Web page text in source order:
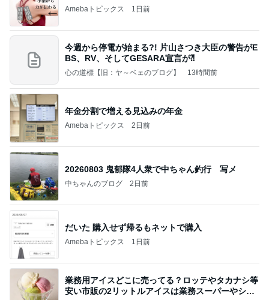
Amebaトピックス 1日前
今週から停電が始まる?! 片山さつき大臣の警告がE
BS、RV、そしてGESARA宣言が⁈
心の道標【旧：ヤ～ベェのブログ】 13時間前
年金分割で増える見込みの年金
Amebaトピックス 2日前
20260803 鬼郁隊4人衆で中ちゃん釣行 写メ
中ちゃんのブログ 2日前
だいた 購入せず帰るもネットで購入
Amebaトピックス 1日前
業務用アイスどこに売ってる？ロッテやタカナシ等
安い市販の2リットルアイスは業務スーパーやシャ